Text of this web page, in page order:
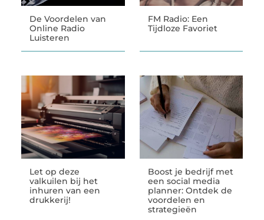
De Voordelen van
Online Radio
Luisteren
FM Radio: Een
Tijdloze Favoriet
Let op deze
valkuilen bij het
inhuren van een
drukkerij!
Boost je bedrijf met
een social media
planner: Ontdek de
voordelen en
strategieën